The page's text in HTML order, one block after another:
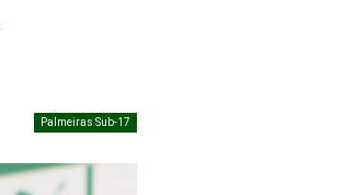
Palmeiras Sub-17